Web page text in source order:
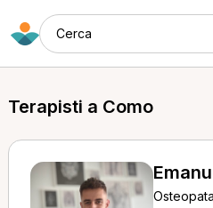
Cerca
Terapisti a Como